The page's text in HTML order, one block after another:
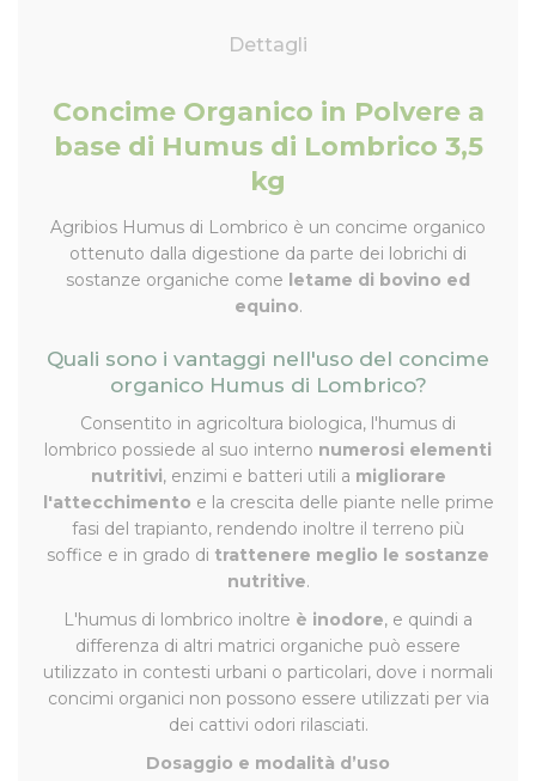
Dettagli
Concime Organico in Polvere a
base di Humus di Lombrico 3,5
kg
Agribios Humus di Lombrico è un concime organico
ottenuto dalla digestione da parte dei lobrichi di
sostanze organiche come letame di bovino ed
equino.
Quali sono i vantaggi nell'uso del concime
organico Humus di Lombrico?
Consentito in agricoltura biologica, l'humus di
lombrico possiede al suo interno numerosi elementi
nutritivi, enzimi e batteri utili a migliorare
l'attecchimento e la crescita delle piante nelle prime
fasi del trapianto, rendendo inoltre il terreno più
soffice e in grado di trattenere meglio le sostanze
nutritive.
L'humus di lombrico inoltre è inodore, e quindi a
differenza di altri matrici organiche può essere
utilizzato in contesti urbani o particolari, dove i normali
concimi organici non possono essere utilizzati per via
dei cattivi odori rilasciati.
Dosaggio e modalità d’uso